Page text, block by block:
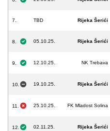
7. TBD Rijeka Šerići
8. 05.10.25. Rijeka Šerići
9. 12.10.25. NK Trebava
10. 19.10.25. Rijeka Šerići
11. 25.10.25. FK Mladost Solina
12. 02.11.25. Rijeka Šerići